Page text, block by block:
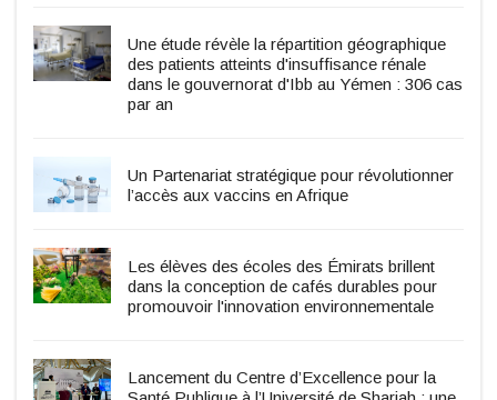
Une étude révèle la répartition géographique
des patients atteints d'insuffisance rénale
dans le gouvernorat d'Ibb au Yémen : 306 cas
par an
Un Partenariat stratégique pour révolutionner
l’accès aux vaccins en Afrique
Les élèves des écoles des Émirats brillent
dans la conception de cafés durables pour
promouvoir l'innovation environnementale
Lancement du Centre d’Excellence pour la